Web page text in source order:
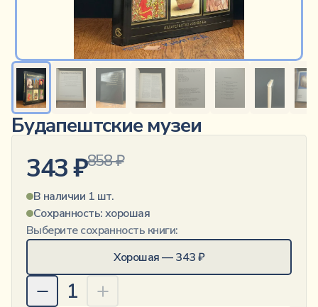
Будапештские музеи
343₽858₽
В наличии 1 шт.
Сохранность:хорошая
Выберите сохранность книги:
Хорошая—343₽
1